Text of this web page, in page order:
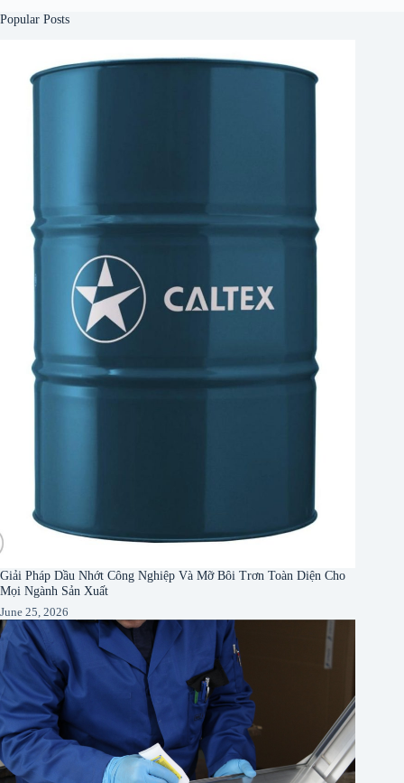
Popular Posts
Giải Pháp Dầu Nhớt Công Nghiệp Và Mỡ Bôi Trơn Toàn Diện Cho
Mọi Ngành Sản Xuất
June 25, 2026